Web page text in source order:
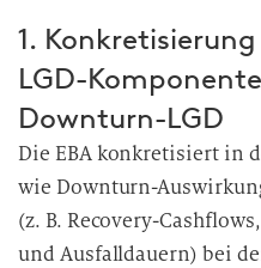
1.
LGD-
Downturn-LGD
Die EBA konkretisiert in
wie Downturn-
(z. B. Recovery-
und Ausfalldauern) bei